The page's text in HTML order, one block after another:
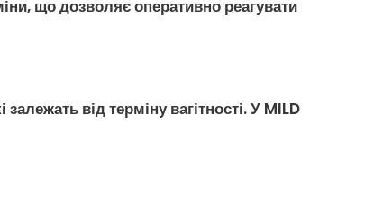
що дозволяє оперативно реагувати
від терміну вагітності. У MILD